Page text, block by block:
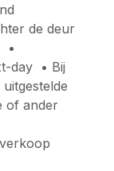
de deur
•
day • Bij
of ander